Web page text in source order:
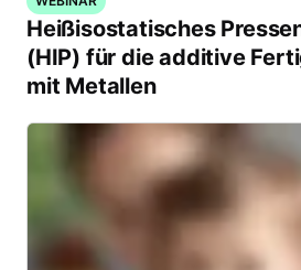
Heißisostatisches
(HIP) für die additive
mit Metallen